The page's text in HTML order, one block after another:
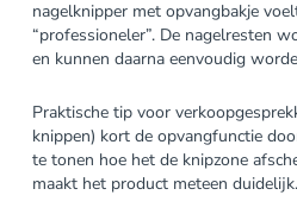
nagelknipper met opvangbakje
“professioneler”. De nagelresten
en kunnen daarna eenvoudig
Praktische tip voor
knippen) kort de opvangfunctie
te tonen hoe het de knipzone
maakt het product meteen duidelijk.